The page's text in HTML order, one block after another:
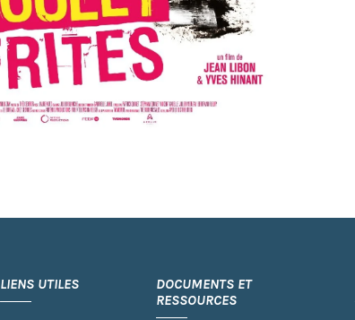
LIENS UTILES
DOCUMENTS ET
RESSOURCES